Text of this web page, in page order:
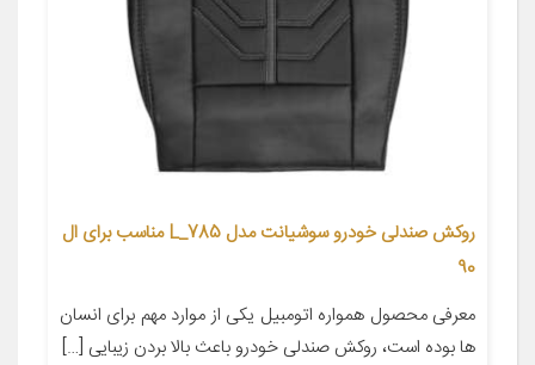
روکش صندلی خودرو سوشیانت مدل L_785 مناسب برای ال
90
معرفی محصول همواره اتومبیل یکی از موارد مهم برای انسان
ها بوده است، روکش صندلی خودرو باعث بالا بردن زیبایی […]